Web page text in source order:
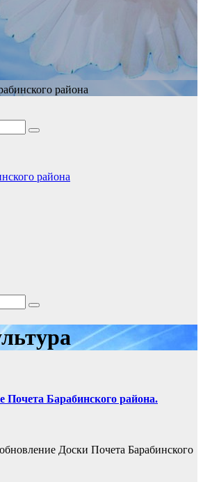
района
района
Почета Барабинского района.
обновление Доски Почета Барабинского